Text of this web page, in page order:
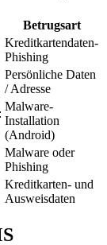
Betrugsart
Kreditkartendaten-
Phishing
Persönliche Daten
/ Adresse
Malware-
Installation
(Android)
Malware oder
Phishing
Kreditkarten- und
Ausweisdaten